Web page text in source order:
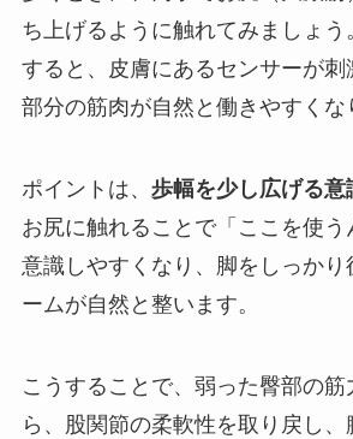
ち上げるように触れてみましょう
すると、皮膚にあるセンサーが
部分の筋肉が自然と働きやすくな
ポイントは、 歩幅を少し広げる意
お尻に触れることで「ここを使
意識しやすくなり、脚をしっかり
ームが自然と整います。
こうすることで、弱った臀部の
ら、股関節の柔軟性を取り戻し